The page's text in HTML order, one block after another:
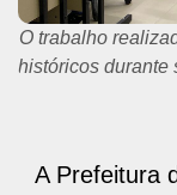
O trabalho
históricos durante
A Prefeitura